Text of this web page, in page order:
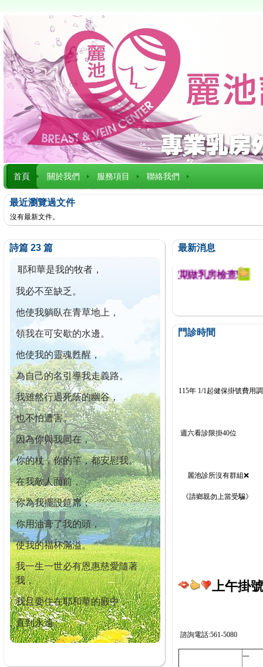
首頁 關於我們 服務項目 聯絡我們
最近瀏覽過文件
沒有最新文件。
詩篇 23 篇
耶和華是我的牧者，
我必不至缺乏。
他使我躺臥在青草地上，
領我在可安歇的水邊。
他使我的靈魂甦醒，
為自己的名引導我走義路。
我雖然行過死蔭的幽谷，
也不怕遭害。
因為你與我同在，
你的杖，你的竿，都安慰我。
在我敵人面前，
你為我擺設筵席；
你用油膏了我的頭，
使我的福杯滿溢。
我一生一世必有恩惠慈愛隨著
我，
我且要住在耶和華的殿中，
直到永遠。
最新消息
今已篩檢出1700位乳癌患者,提醒您定期做乳房檢查!
門診時間
115年 1/1起健保掛號費用
週六看診限掛40位
麗池診所沒有群組❌
《請鄉親勿上當受騙》
上午掛
諮詢電話:561-5080
一